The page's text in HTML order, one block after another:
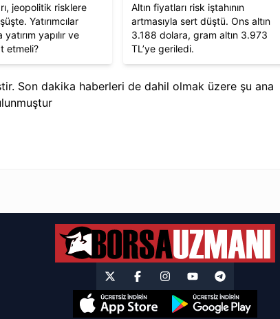
jeopolitik risklere
Yatırımcılar
yatırım yapılır ve
etmeli?
Altın fiyatları risk iştahının
artmasıyla sert düştü. Ons altın
3.188 dolara, gram altın 3.973
TL’ye geriledi.
Son dakika haberleri de dahil olmak üzere şu ana